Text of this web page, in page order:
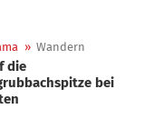
» Wandern
bei